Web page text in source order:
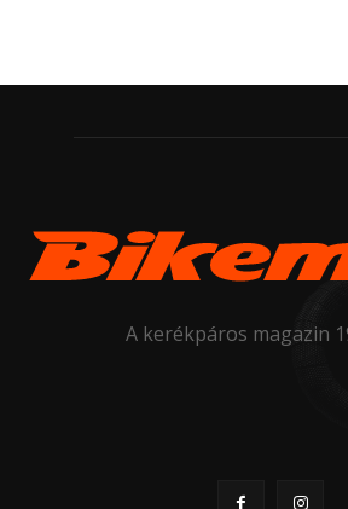
A kerékpáros magazin